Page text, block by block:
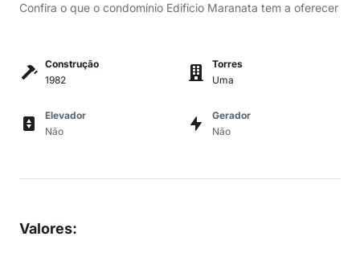
Confira o que o condomínio Edificio Maranata tem a oferecer
Construção
1982
Torres
Uma
Elevador
Não
Gerador
Não
Valores: